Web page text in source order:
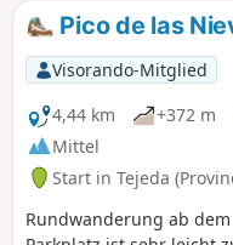
Pico de las
Visorando-Mitglied
4,44 km
+372 m
Mittel
Start in Tejeda
Rundwanderung ab